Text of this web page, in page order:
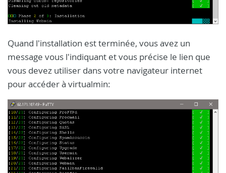
Quand l'installation est terminée, vous avez un
message vous l'indiquant et vous précise le lien que
vous devez utiliser dans votre navigateur internet
pour accéder à virtualmin: